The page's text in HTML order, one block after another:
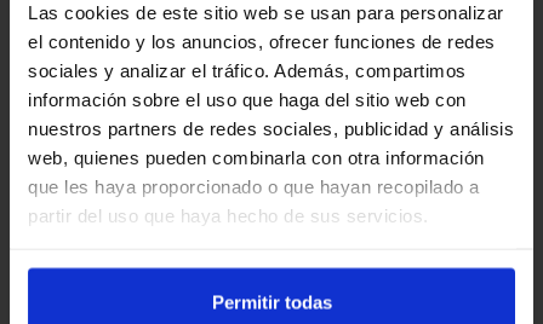
Las cookies de este sitio web se usan para personalizar
el contenido y los anuncios, ofrecer funciones de redes
sociales y analizar el tráfico. Además, compartimos
información sobre el uso que haga del sitio web con
nuestros partners de redes sociales, publicidad y análisis
web, quienes pueden combinarla con otra información
que les haya proporcionado o que hayan recopilado a
partir del uso que haya hecho de sus servicios.
Permitir todas